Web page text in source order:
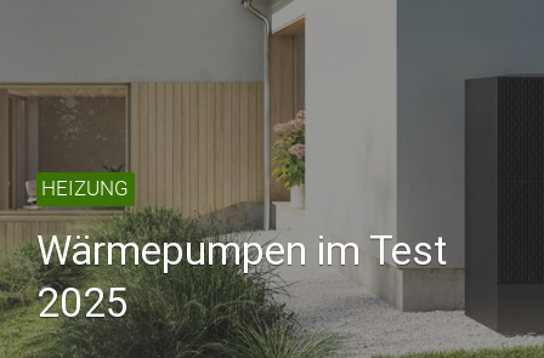
HEIZUNG
Wärmepumpen im Test
2025